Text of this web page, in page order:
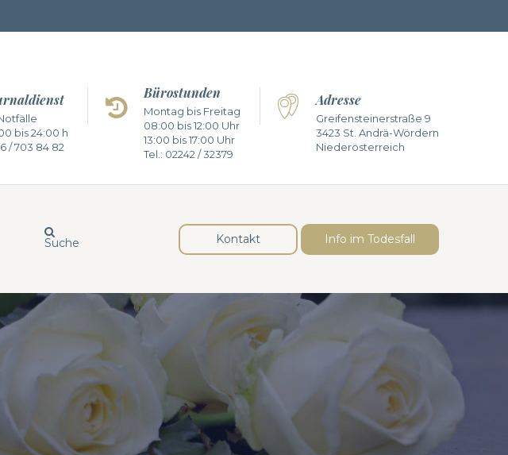
bis 24:00 h
/ 703 84 82
Bürostunden
Montag bis Freitag
08:00 bis 12:00 Uhr
13:00 bis 17:00 Uhr
Tel.: 02242 / 32379
Adresse
Greifensteinerstraße 9
3423 St. Andrä-Wördern
Niederösterreich
Kontakt Info im Todesfall